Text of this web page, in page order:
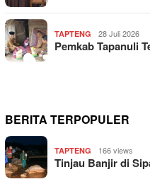
TAPTENG 28 Juli 2026
Pemkab Tapanuli
BERITA TERPOPULER
TAPTENG 166 views
Tinjau Banjir di